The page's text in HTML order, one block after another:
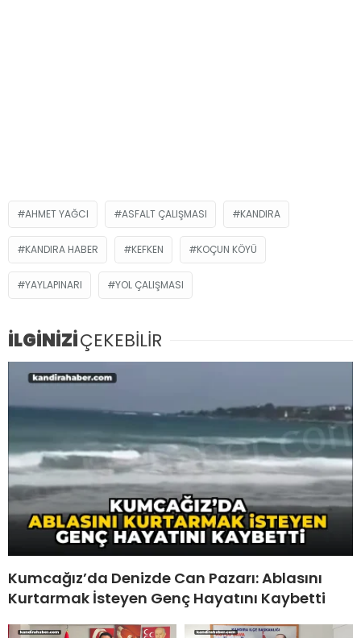
AHMET YAĞCI ASFALT ÇALIŞMASI KANDIRA
KANDIRA HABER KEFKEN KOÇUN KÖYÜ
YAYLAPINARI YOL ÇALIŞMASI
İLGİNİZİÇEKEBİLİR
Kumcağız’da Denizde Can Pazarı: Ablasını
Kurtarmak İsteyen Genç Hayatını Kaybetti